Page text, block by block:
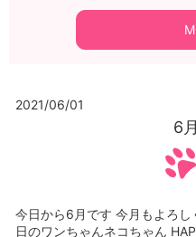
2021/06/01
6
今日から6月です 今月もよろ
日のワンちゃんネコちゃん